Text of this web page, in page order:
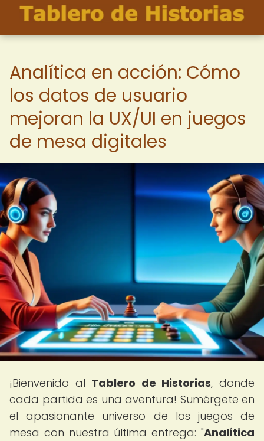
Analítica en acción: Cómo
los datos de usuario
mejoran la UX/UI en juegos
de mesa digitales
¡Bienvenido al Tablero de Historias, donde
cada partida es una aventura! Sumérgete en
el apasionante universo de los juegos de
mesa con nuestra última entrega: "Analítica